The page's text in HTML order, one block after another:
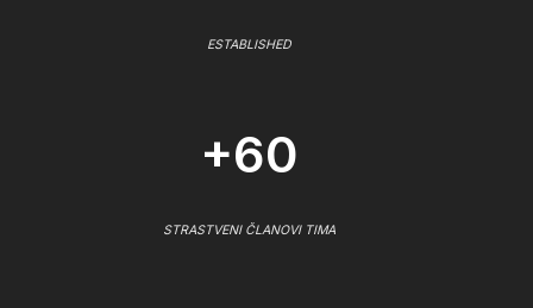
ESTABLISHED
+60
STRASTVENI ČLANOVI TIMA